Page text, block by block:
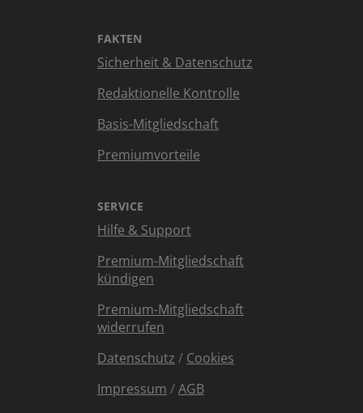
FAKTEN
Sicherheit & Datenschutz
Redaktionelle Kontrolle
Basis-Mitgliedschaft
Premiumvorteile
SERVICE
Hilfe & Support
Premium-Mitgliedschaft
kündigen
Premium-Mitgliedschaft
widerrufen
Datenschutz / Cookies
Impressum /AGB